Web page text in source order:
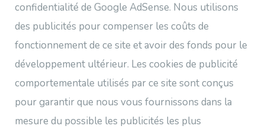
confidentialité de Google AdSense. Nous utilisons
des publicités pour compenser les coûts de
fonctionnement de ce site et avoir des fonds pour le
développement ultérieur. Les cookies de publicité
comportementale utilisés par ce site sont conçus
pour garantir que nous vous fournissons dans la
mesure du possible les publicités les plus